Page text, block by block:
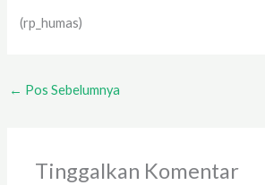
(rp_humas)
← Pos Sebelumnya
Tinggalkan Komentar